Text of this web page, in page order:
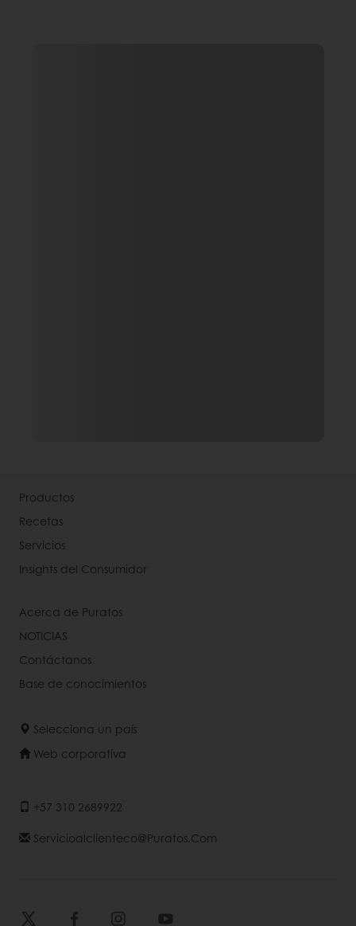
Productos
Recetas
Servicios
Insights del Consumidor
Acerca de Puratos
NOTICIAS
Contáctanos
Base de conocimientos
Selecciona un país
Web corporativa
+57 310 2689922
Servicioalclienteco@puratos.com